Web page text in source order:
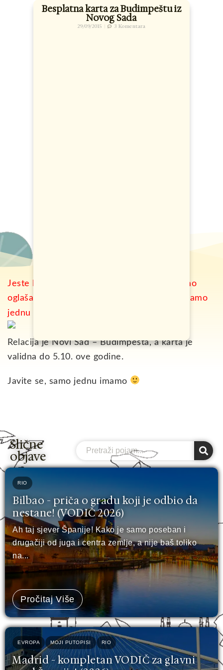
Besplatna karta za Budimpeštu iz
Novog Sada
29/09/2015 3 Komentara
Jeste li za besplatno putovanje? Do sada smo
oglašavali jeftine karte, a danas vam poklanjamo
jednu voznu kartu
Relacija je Novi Sad – Budimpešta, a karta je
validna do 5.10. ove godine.
Javite se, samo jednu imamo
Slične
objave
RIO
Bilbao - priča o gradu koji je odbio da
nestane! (VODIČ 2026)
Ah taj sjever Španije! Kako je samo poseban i
drugačiji od juga i centra zemlje, a nije baš toliko
na...
Pročitaj Više
EVROPA MOJI PUTOPISI RIO
Madrid - kompletan VODIČ za glavni